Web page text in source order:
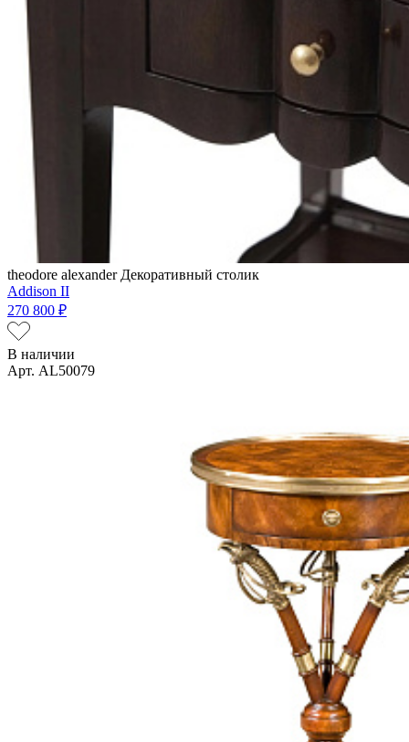
theodore alexander Декоративный столик
Addison II
270 800 ₽
В наличии
Арт. AL50079